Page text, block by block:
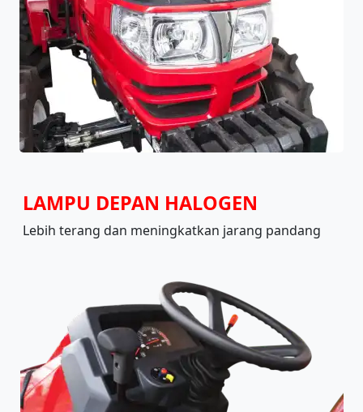
LAMPU DEPAN HALOGEN
Lebih terang dan meningkatkan jarang pandang